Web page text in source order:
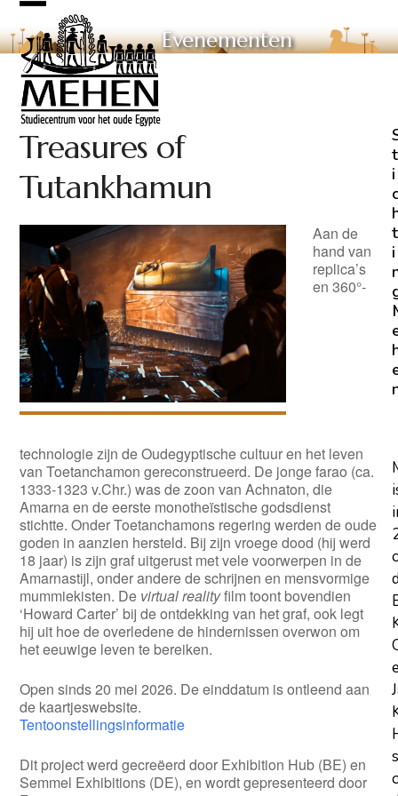
Skip
to
content
Open
mobile
menu
Close
mobile
menu
Evenementen
Treasures of
Tutankhamun
Aan de
hand van
replica’s
en 360°-
technologie zijn de Oudegyptische cultuur en het leven
van Toetanchamon gereconstrueerd. De jonge farao (ca.
1333-1323 v.Chr.) was de zoon van Achnaton, die
Amarna en de eerste monotheïstische godsdienst
stichtte. Onder Toetanchamons regering werden de oude
goden in aanzien hersteld. Bij zijn vroege dood (hij werd
18 jaar) is zijn graf uitgerust met vele voorwerpen in de
Amarnastijl, onder andere de schrijnen en mensvormige
mummiekisten. De virtual realityfilm toont bovendien
‘Howard Carter’ bij de ontdekking van het graf, ook legt
hij uit hoe de overledene de hindernissen overwon om
het eeuwige leven te bereiken.
Open sinds 20 mei 2026. De einddatum is ontleend aan
de kaartjeswebsite.
Tentoonstellingsinformatie
Dit project werd gecreëerd door Exhibition Hub (BE) en
Semmel Exhibitions (DE), en wordt gepresenteerd door
t
i
t
i